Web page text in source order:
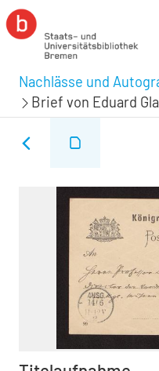
Nachlässe und
Brief von Eduard